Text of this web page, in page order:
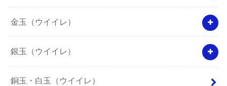
金玉（ウイイレ）
銀玉（ウイイレ）
銅玉・白玉（ウイイレ）